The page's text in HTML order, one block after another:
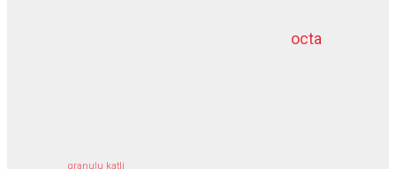
octa
granulu katli
dziļurbums